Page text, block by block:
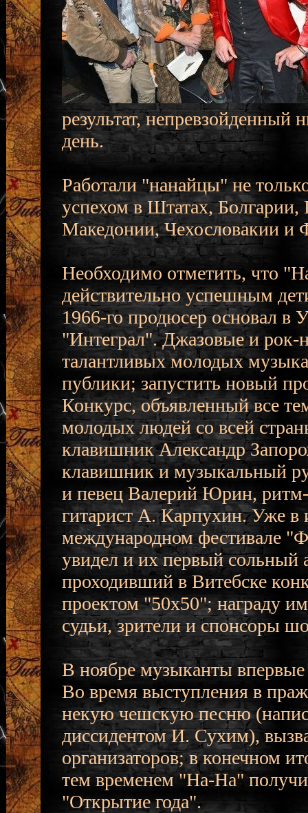
результат,
день.
Работали "нанайцы" не
успехом в Штатах,
Македонии, Чехословакии и
Необходимо отметить, что
действительно успешным
1966-го продюсер основал в
"Интеграл". Джазовые и рок-
талантливых молодых
публики; запустить новый
Конкурс, объявленный все
молодых людей со всей
клавишник Александр
клавишник и музыкальный
и певец Валерий Юрин,
гитарист А. Карпухин. Уже в
международном фестивале
увидел и их первый сольный
проходивший в Витебске
проектом "50x50"; награду
судьи, зрители и спонсоры
В ноябре музыканты впервые
Во время выступления в
некую чешскую песню
диссидентом И. Сухим),
организаторов; в конечном
тем временем "На-На"
"Открытие года".